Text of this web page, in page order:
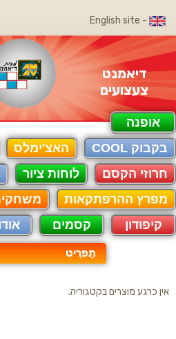
- English site
דיאמנט
צעצועים
אופנה
בקבוק COOL
האצ'ימלס
חרוזי הקסם
לוחות ציור
מפרץ ההרפתקאות
קיפודון
קסמים
תַפרִיט
אין כרגע מוצרים בקטגוריה.